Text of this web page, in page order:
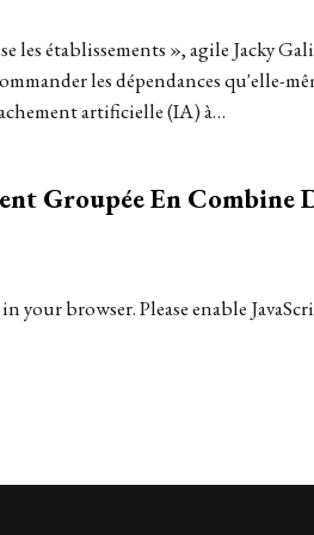
les établissements », agile Jacky
les dépendances qu'elle-
artificielle (IA) à…
Groupée En Combine
your browser. Please enable